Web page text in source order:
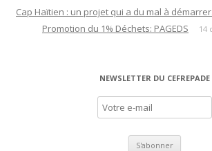
Cap Haïtien : un projet qui a du mal à
Promotion du 1% Déchets: PAGEDS 14
NEWSLETTER DU CEFREPADE